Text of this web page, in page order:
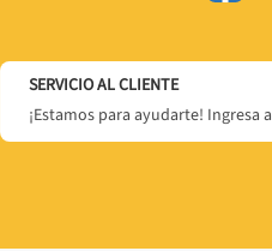
SERVICIO AL CLIENTE
¡Estamos para ayudarte! Ingresa a